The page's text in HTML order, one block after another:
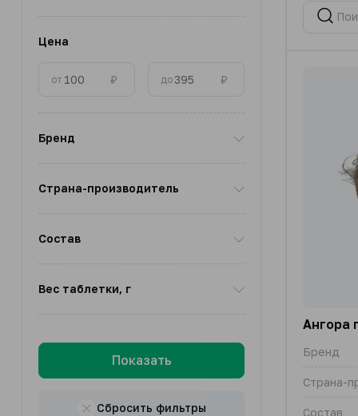
Цена
от ₽ до ₽
Бренд
Страна-производитель
Состав
Вес таблетки, г
Показать
Сбросить фильтры
Ангора
Бренд
Страна-
Состав